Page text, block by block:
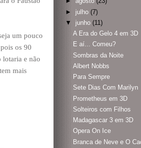
um pouco
os 90
lotaria e não
mais
► julho (7)
▼
junho (11)
A Era do Gelo 4 em 3D
E aí... Comeu?
Sombras da Noite
Albert Nobbs
Para Sempre
Sete Dias Com Marilyn
Prometheus em 3D
Solteiros com Filhos
Madagascar 3 em 3D
Opera On Ice
Branca de Neve e O